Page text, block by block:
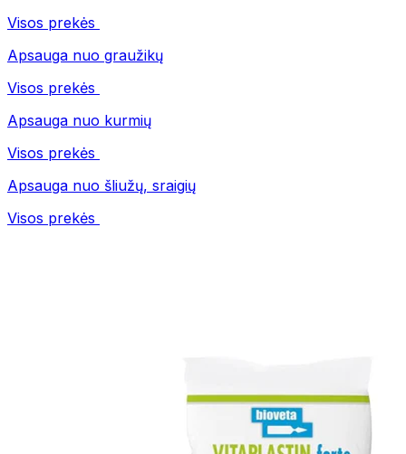
Visos prekės
Apsauga nuo graužikų
Visos prekės
Apsauga nuo kurmių
Visos prekės
Apsauga nuo šliužų, sraigių
Visos prekės